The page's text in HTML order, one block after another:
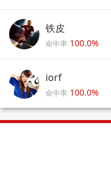
铁皮
命中率 100.0%
iorf
命中率 100.0%